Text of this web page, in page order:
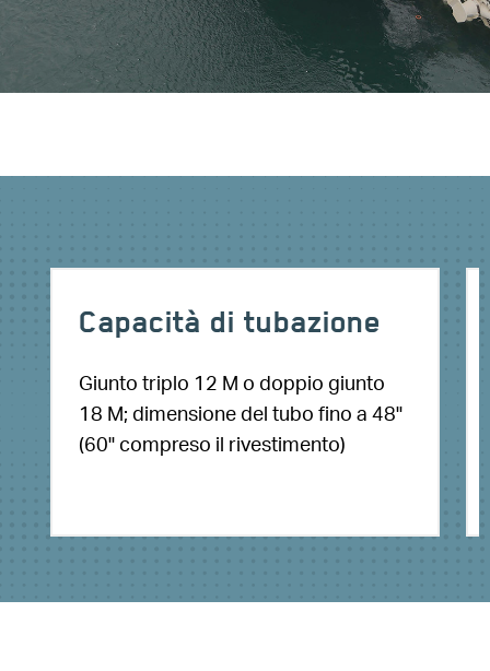
Capacità di tubazione
Giunto triplo 12 M o doppio giunto
18 M; dimensione del tubo fino a 48''
(60'' compreso il rivestimento)